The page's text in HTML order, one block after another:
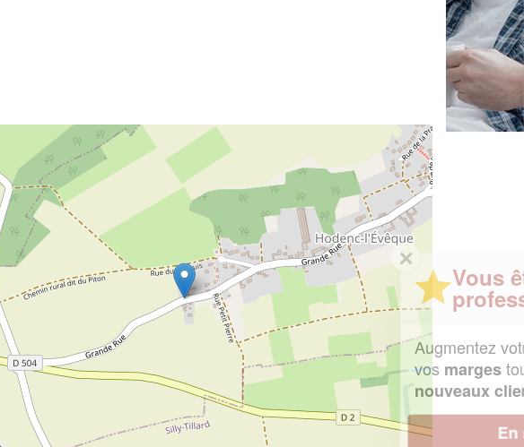
✕
Vous êtes un
professionnel ?
Augmentez votre chiffre d'affaireset
vosmarges
tout en gagnant de
nouveaux clients!
En savoir plus